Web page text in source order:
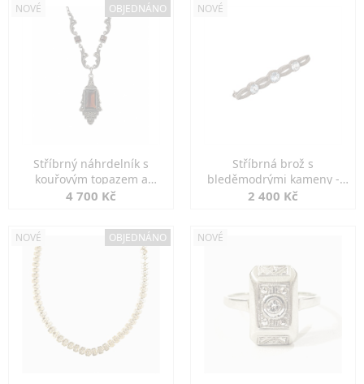
NOVÉ OBJEDNÁNO
Stříbrný náhrdelník s
kouřovým topazem a
markazity
4 700 Kč
NOVÉ
Stříbrná brož s
bleděmodrými kameny -
jemná elegance
2 400 Kč
NOVÉ OBJEDNÁNO NOVÉ